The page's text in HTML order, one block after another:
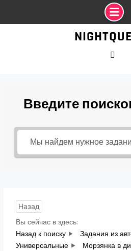
Введите
Назад
Вы сейчас в здесь:
Назад к поиску
Задания из
Универсальные
Морзянка в